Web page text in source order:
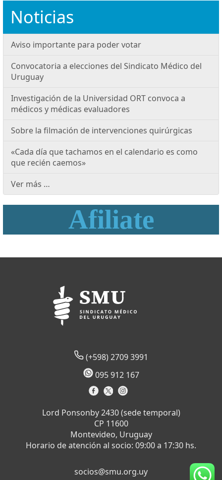
Noticias
Aviso importante para poder votar
Convocatoria a elecciones del Sindicato Médico del
Uruguay
Investigación de la Universidad ORT convoca a
médicos y médicas evaluadores
Sobre la filmación de intervenciones quirúrgicas
«Cada día que tachamos en el calendario es como
que recién caemos»
Ver más …
Afiliate
(+598) 2709 3991
095 912 167
Lord Ponsonby 2430 (sede temporal)
CP 11600
Montevideo, Uruguay
Horario de atención al socio: 09:00 a 17:30 hs.
socios@smu.org.uy